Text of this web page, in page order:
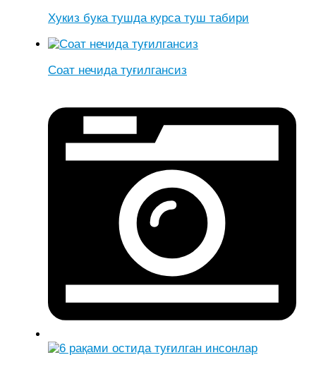
Хукиз бука тушда курса туш табири
Соат нечида туғилгансиз